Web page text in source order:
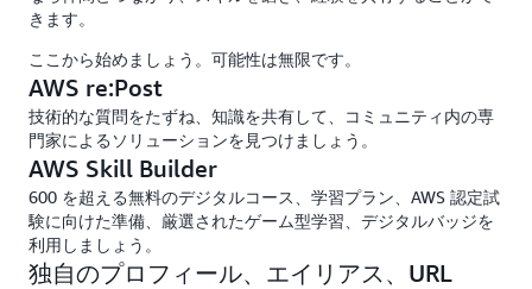
きます。
ここから始めましょう。可能性は無限です。
AWS re:Post
技術的な質問をたずね、知識を共有して、コミュニティ内の専
門家によるソリューションを見つけましょう。
AWS Skill Builder
600 を超える無料のデジタルコース、学習プラン、AWS 認定試
験に向けた準備、厳選されたゲーム型学習、デジタルバッジを
利用しましょう。
独自のプロフィール、エイリアス、URL